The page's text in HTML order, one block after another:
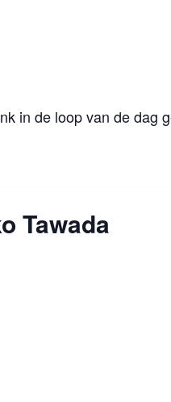
in de loop van de dag
Tawada